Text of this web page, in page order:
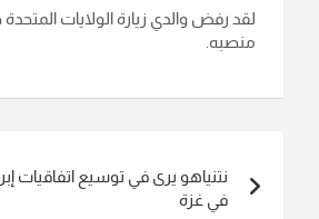
لقد رفض والدي زيارة الولايات
منصبه.
المقالات
نتنياهو يرى في توسيع اتفاقيات
في غزة